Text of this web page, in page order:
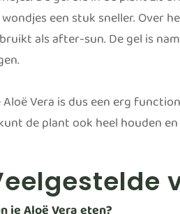
een stuk sneller. Over
als after-sun. De gel is
Vera is dus een erg
de plant ook heel houden